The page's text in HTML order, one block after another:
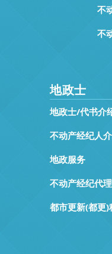
不
不
地政士
地政士/代书介
不动产经纪人
地政服务
不动产经纪代理
都市更新(都更